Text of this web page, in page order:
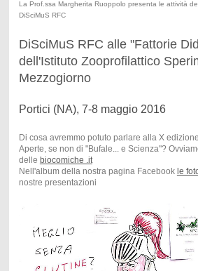
La Prof.ssa Margherita Ruoppolo presenta le attività
DiSciMuS RFC
DiSciMuS RFC alle "Fattorie
dell'Istituto Zooprofilattico
Mezzogiorno
Portici (NA), 7-8 maggio 2016
Di cosa avremmo potuto parlare alla X
Aperte, se non di "Bufale... e Scienza"?
delle biocomiche .it
Nell'album della nostra pagina Facebook le
nostre presentazioni